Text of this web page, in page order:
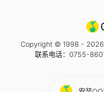
Copyright © 1998 - 2026
联系电话：0755-